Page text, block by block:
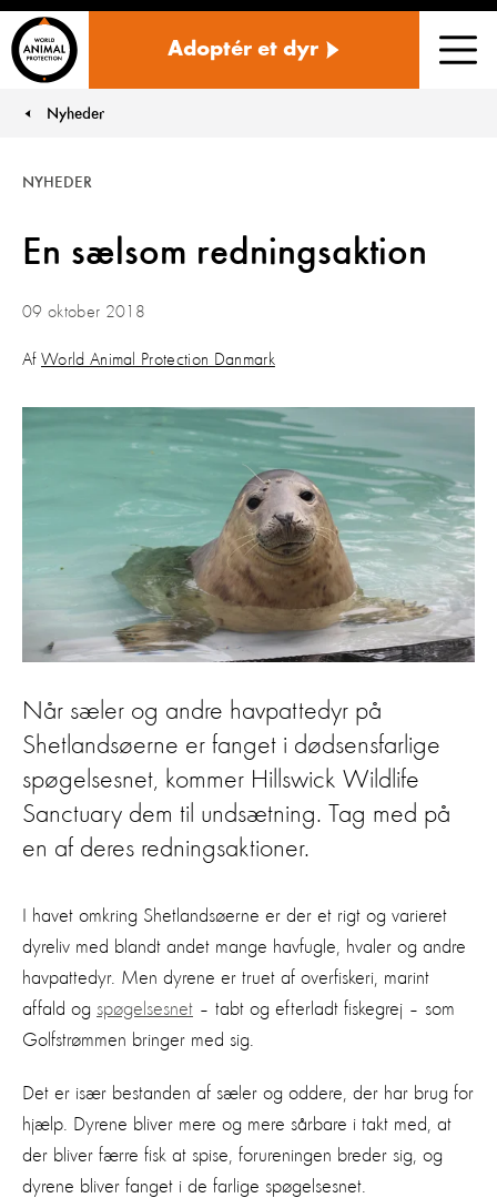
Adoptér et dyr
You are here:
Nyheder
En sælsom redningsaktion
NYHEDER
09 oktober 2018
Af World Animal Protection Danmark
Når sæler og andre havpattedyr på
Shetlandsøerne er fanget i dødsensfarlige
spøgelsesnet, kommer Hillswick Wildlife
Sanctuary dem til undsætning. Tag med på
en af deres redningsaktioner.
I havet omkring Shetlandsøerne er der et rigt og varieret
dyreliv med blandt andet mange havfugle, hvaler og andre
havpattedyr. Men dyrene er truet af overfiskeri, marint
affald og spøgelsesnet – tabt og efterladt fiskegrej – som
Golfstrømmen bringer med sig.
Det er især bestanden af sæler og oddere, der har brug for
hjælp. Dyrene bliver mere og mere sårbare i takt med, at
der bliver færre fisk at spise, forureningen breder sig, og
dyrene bliver fanget i de farlige spøgelsesnet.